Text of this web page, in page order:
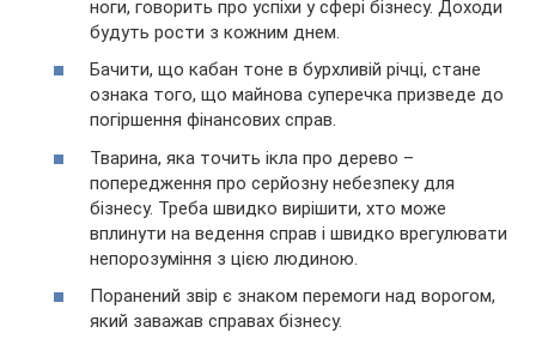
ноги, говорить про успіхи у сфері бізнесу. Доходи
будуть рости з кожним днем.
Бачити, що кабан тоне в бурхливій річці, стане
ознака того, що майнова суперечка призведе до
погіршення фінансових справ.
Тварина, яка точить ікла про дерево –
попередження про серйозну небезпеку для
бізнесу. Треба швидко вирішити, хто може
вплинути на ведення справ і швидко врегулювати
непорозуміння з цією людиною.
Поранений звір є знаком перемоги над ворогом,
який заважав справах бізнесу.